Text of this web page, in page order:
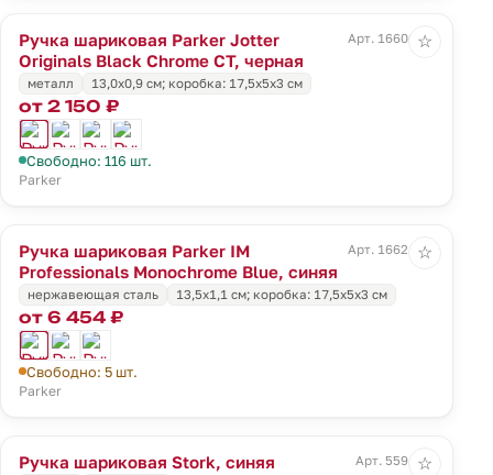
Ручка шариковая Parker Jotter
Originals Black Chrome CT, черная
Арт. 16606.30
металл 13,0х0,9 см; коробка: 17,5х5х3 см
от 2 150 ₽
Свободно: 116 шт.
Parker
☆
Ручка шариковая Parker IM
Professionals Monochrome Blue, синяя
Арт. 16621.40
нержавеющая сталь 13,5х1,1 см; коробка: 17,5х5х3 см
от 6 454 ₽
Свободно: 5 шт.
Parker
☆
Ручка шариковая Stork, синяя
Арт. 5594.40
☆